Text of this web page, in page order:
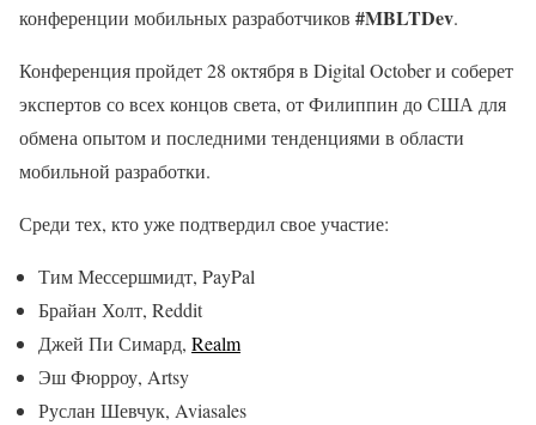
конференции мобильных разработчиков #MBLTDev.
Конференция пройдет 28 октября в Digital October и соберет
экспертов со всех концов света, от Филиппин до США для
обмена опытом и последними тенденциями в области
мобильной разработки.
Среди тех, кто уже подтвердил свое участие:
Тим Мессершмидт, PayPal
Брайан Холт, Reddit
Джей Пи Симард, Realm
Эш Фюрроу, Artsy
Руслан Шевчук, Aviasales